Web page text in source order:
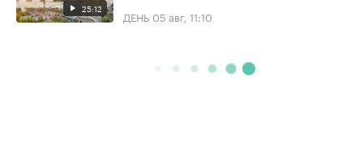
25:12 ДЕНЬ 05 авг, 11:10